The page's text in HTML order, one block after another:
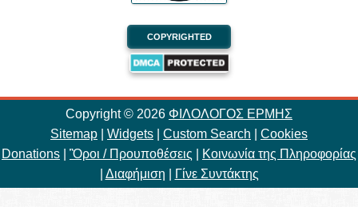
COPYRIGHTED
Copyright © 2026 ΦΙΛΟΛΟΓΟΣ ΕΡΜΗΣ
Sitemap
Widgets Custom Search
Cookies
Donations
Ὃροι / Προυποθέσεις
Κοινωνία της Πληροφορίας
Διαφήμιση Γίνε Συντάκτης